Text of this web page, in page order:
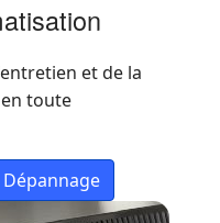
et de la
toute
Dépannage